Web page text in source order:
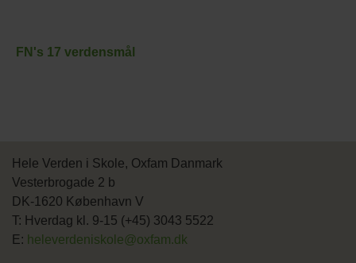
FN's 17 verdensmål
Hele Verden i Skole, Oxfam Danmark
Vesterbrogade 2 b
DK-1620 København V
T: Hverdag kl. 9-15 (+45) 3043 5522
E: heleverdeniskole@oxfam.dk